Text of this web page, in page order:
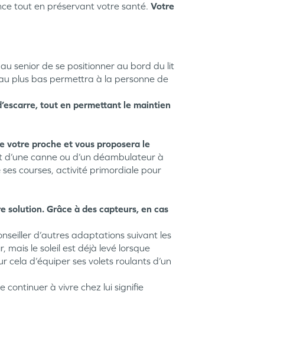
tout en préservant votre santé. Votre
senior de se positionner au bord du lit
plus bas permettra à la personne de
tout en permettant le maintien
votre proche et vous proposera le
canne ou d’un déambulateur à
courses, activité primordiale pour
solution. Grâce à des capteurs, en cas
d’autres adaptations suivant les
mais le soleil est déjà levé lorsque
d’équiper ses volets roulants d’un
continuer à vivre chez lui signifie